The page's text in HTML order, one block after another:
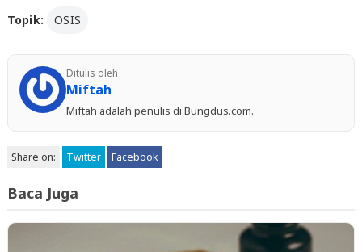
Topik: OSIS
Ditulis oleh
Miftah
Miftah adalah penulis di Bungdus.com.
Share on: Twitter Facebook
Baca Juga